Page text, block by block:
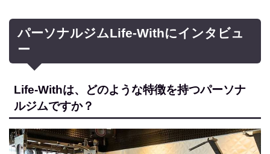
パーソナルジムLife-Withにインタビュ
ー
Life-Withは、どのような特徴を持つパーソナ
ルジムですか？